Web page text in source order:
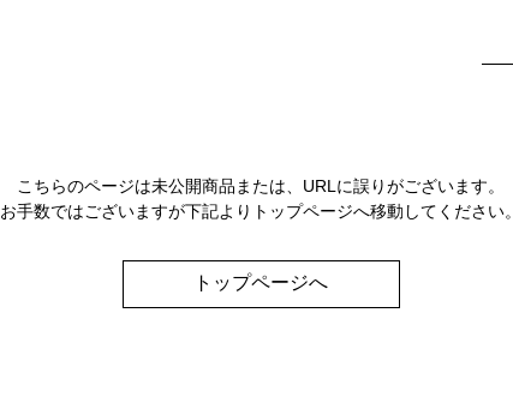
こちらのページは未公開商品または、URLに誤りがございます。
お手数ではございますが下記よりトップページへ移動してください。
トップページへ